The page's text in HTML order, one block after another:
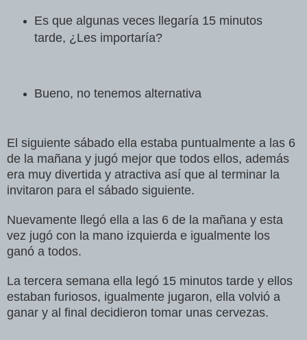
Es que algunas veces llegaría 15 minutos
tarde, ¿Les importaría?
Bueno, no tenemos alternativa
El siguiente sábado ella estaba puntualmente a las 6
de la mañana y jugó mejor que todos ellos, además
era muy divertida y atractiva así que al terminar la
invitaron para el sábado siguiente.
Nuevamente llegó ella a las 6 de la mañana y esta
vez jugó con la mano izquierda e igualmente los
ganó a todos.
La tercera semana ella legó 15 minutos tarde y ellos
estaban furiosos, igualmente jugaron, ella volvió a
ganar y al final decidieron tomar unas cervezas.